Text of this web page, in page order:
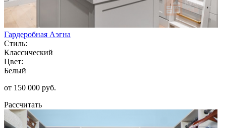
Гардеробная Аэгна
Стиль:
Классический
Цвет:
Белый
от 150 000 руб.
Рассчитать